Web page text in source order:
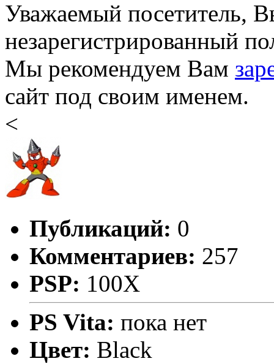
Уважаемый посетитель,
незарегистрированный
Мы рекомендуем Вам
сайт под своим именем.
<
Публикаций: 0
Комментариев: 257
PSP: 100X
PS Vita: пока нет
Цвет: Black